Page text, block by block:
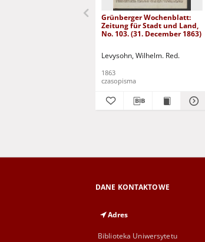
Grünberger Wochenblatt:
Zeitung für Stadt und Land,
No. 103. (31. December 1863)
Levysohn, Wilhelm. Red.
1863
czasopisma
DANE KONTAKTOWE
Adres
Biblioteka Uniwersytetu